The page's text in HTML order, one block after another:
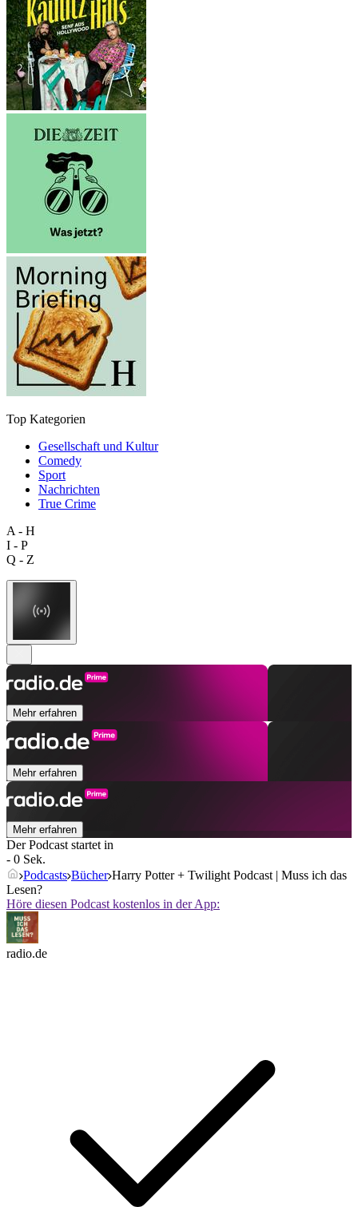
Top Kategorien
Gesellschaft und Kultur
Comedy
Sport
Nachrichten
True Crime
A - H
I - P
Q - Z
Mehr erfahren
Mehr erfahren
Mehr erfahren
Der Podcast startet in
- 0 Sek.
Podcasts Bücher Harry Potter + Twilight Podcast | Muss ich das
Lesen?
Höre diesen Podcast kostenlos in der App:
radio.de